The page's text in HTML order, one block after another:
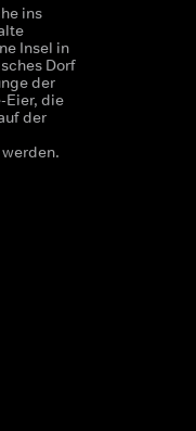
ins
Insel in
Dorf
der
Eier, die
der